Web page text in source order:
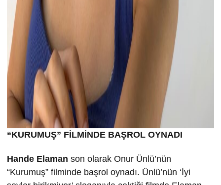
“KURUMUŞ” FİLMİNDE BAŞROL OYNADI
Hande Elaman son olarak Onur Ünlü’nün
“Kurumuş” filminde başrol oynadı. Ünlü’nün ‘İyi